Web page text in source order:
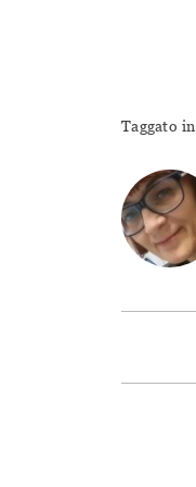
Taggato in